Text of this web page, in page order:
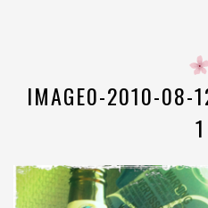
IMAGE0-2010-08-
1